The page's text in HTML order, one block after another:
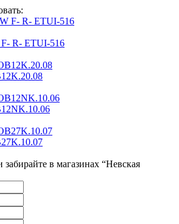
R- ETUI-516
забирайте в магазинах “Невская